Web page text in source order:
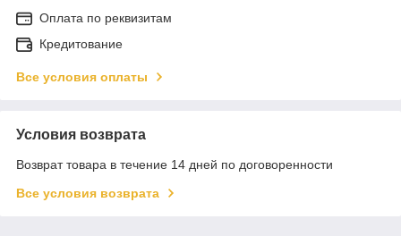
Оплата по реквизитам
Кредитование
Все условия оплаты
Условия возврата
Возврат товара в течение 14 дней по договоренности
Все условия возврата